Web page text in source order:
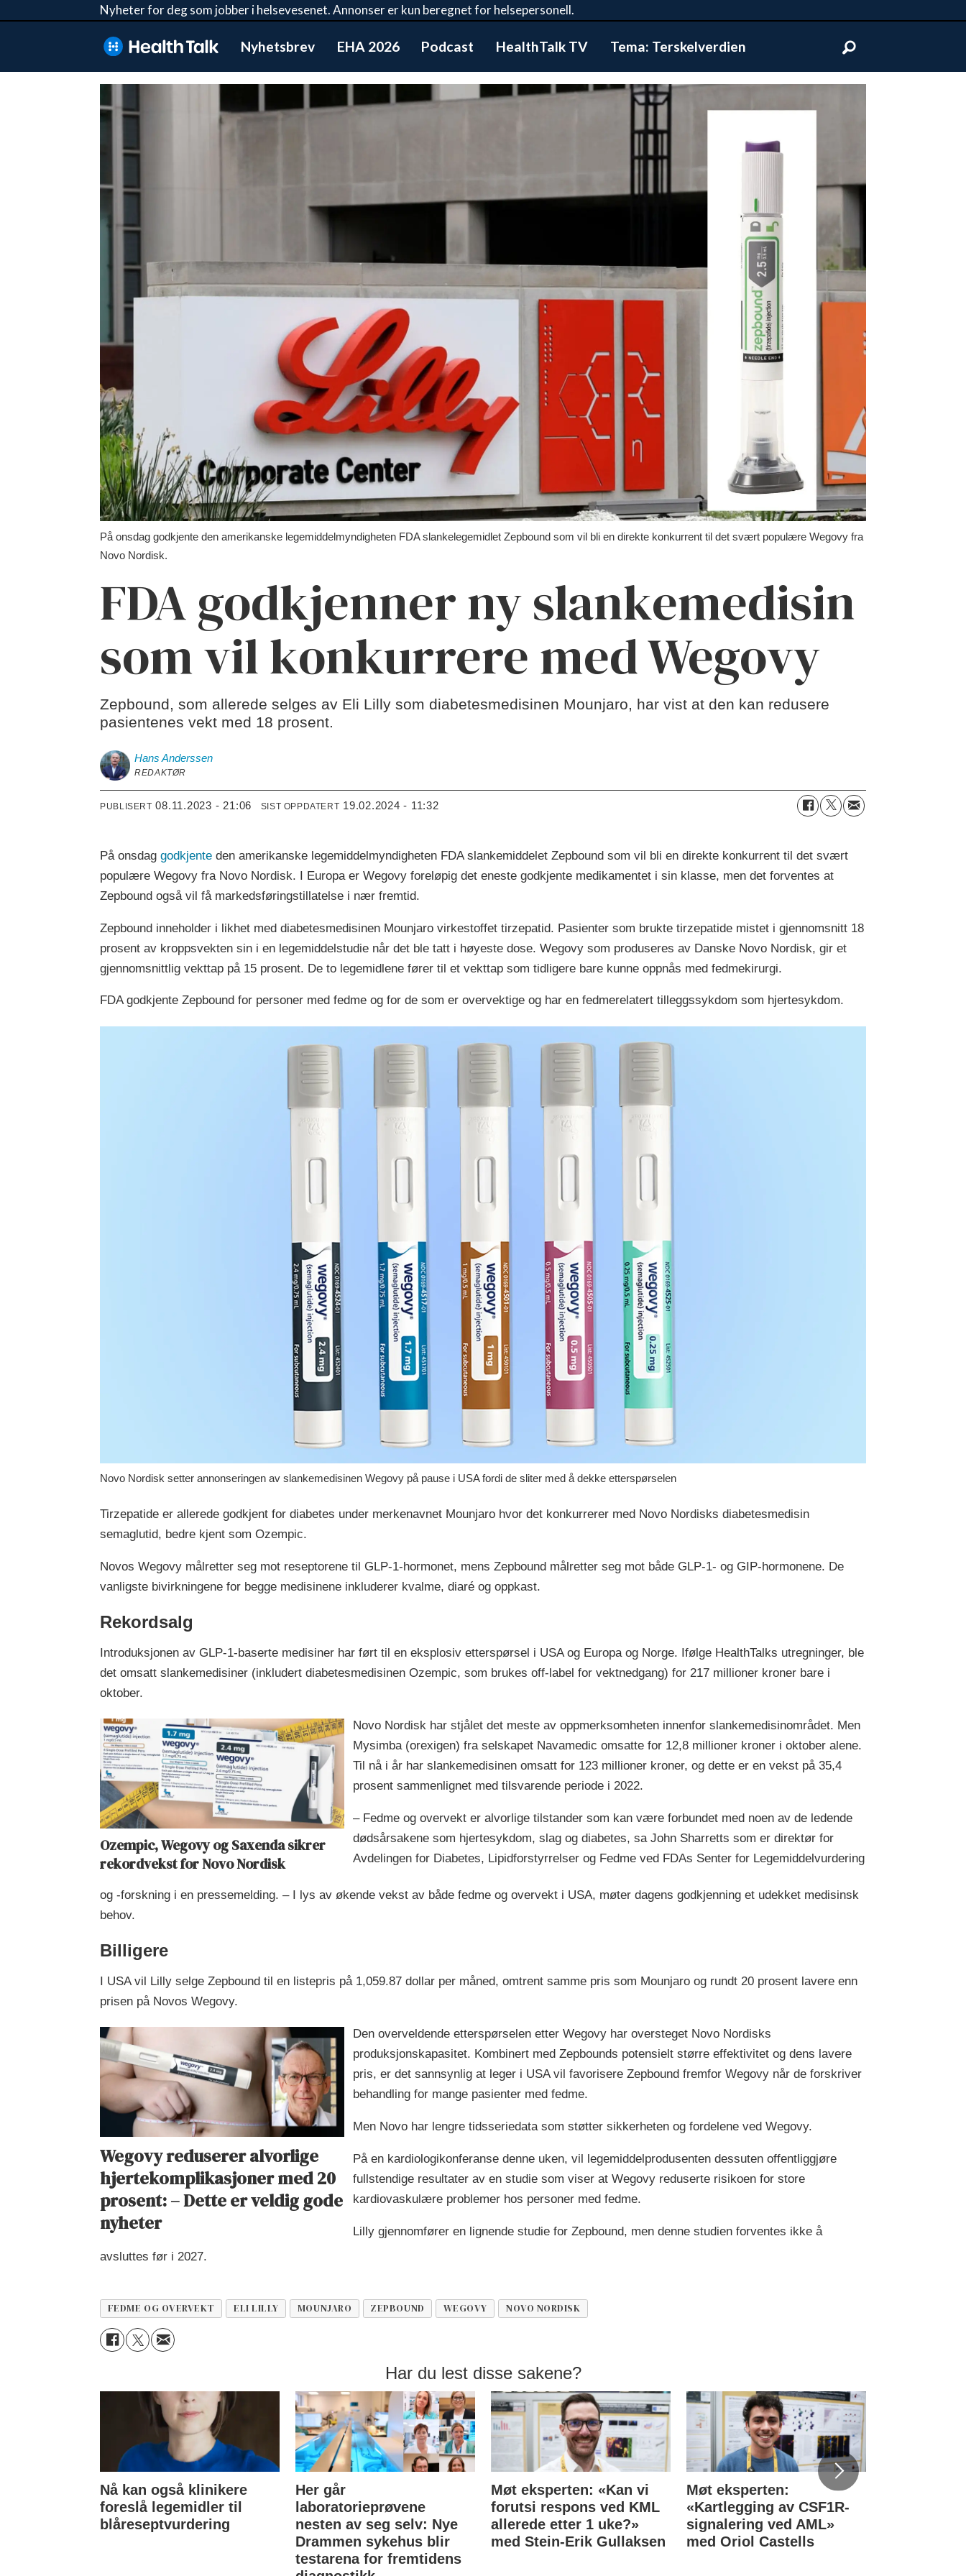
Nyheter for deg som jobber i helsevesenet. Annonser er kun beregnet for helsepersonell.
Nyhetsbrev EHA 2026 Podcast HealthTalk TV Tema: Terskelverdien
På onsdag godkjente den amerikanske legemiddelmyndigheten FDA slankelegemidlet Zepbound som vil bli en direkte konkurrent til det svært populære Wegovy fra
Novo Nordisk.
FDA godkjenner ny slankemedisin
som vil konkurrere med Wegovy
Zepbound, som allerede selges av Eli Lilly som diabetesmedisinen Mounjaro, har vist at den kan redusere
pasientenes vekt med 18 prosent.
Hans Anderssen
REDAKTØR
PUBLISERT 08.11.2023 - 21:06 SIST OPPDATERT 19.02.2024 - 11:32
På onsdaggodkjente den amerikanske legemiddelmyndigheten FDA slankemiddelet Zepbound som vil bli en direkte konkurrent til det svært
populære Wegovy fra Novo Nordisk. I Europa er Wegovy foreløpig det eneste godkjente medikamentet i sin klasse, men det forventes at
Zepbound også vil få markedsføringstillatelse i nær fremtid.
Zepbound inneholder i likhet med diabetesmedisinen Mounjaro virkestoffet tirzepatid. Pasienter som brukte tirzepatide mistet i gjennomsnitt 18
prosent av kroppsvekten sin i en legemiddelstudie når det ble tatt i høyeste dose. Wegovy som produseres av Danske Novo Nordisk, gir et
gjennomsnittlig vekttap på 15 prosent. De to legemidlene fører til et vekttap som tidligere bare kunne oppnås med fedmekirurgi.
FDA godkjente Zepbound for personer med fedme og for de som er overvektige og har en fedmerelatert tilleggssykdom som hjertesykdom.
Novo Nordisk setter annonseringen av slankemedisinen Wegovy på pause i USA fordi de sliter med å dekke etterspørselen
Tirzepatide er allerede godkjent for diabetes under merkenavnet Mounjaro hvor det konkurrerer med Novo Nordisks diabetesmedisin
semaglutid, bedre kjent som Ozempic.
Novos Wegovy målretter seg mot reseptorene til GLP-1-hormonet, mens Zepbound målretter seg mot både GLP-1- og GIP-hormonene. De
vanligste bivirkningene for begge medisinene inkluderer kvalme, diaré og oppkast.
Rekordsalg
Introduksjonen av GLP-1-baserte medisiner har ført til en eksplosiv etterspørsel i USA og Europa og Norge. Ifølge HealthTalks utregninger, ble
det omsatt slankemedisiner (inkludert diabetesmedisinen Ozempic, som brukes off-label for vektnedgang) for 217 millioner kroner bare i
oktober.
Ozempic, Wegovy og Saxenda sikrer
rekordvekst for Novo Nordisk
Novo Nordisk har stjålet det meste av oppmerksomheten innenfor slankemedisinområdet. Men
Mysimba (orexigen) fra selskapet Navamedic omsatte for 12,8 millioner kroner i oktober alene.
Til nå i år har slankemedisinen omsatt for 123 millioner kroner, og dette er en vekst på 35,4
prosent sammenlignet med tilsvarende periode i 2022.
– Fedme og overvekt er alvorlige tilstander som kan være forbundet med noen av de ledende
dødsårsakene som hjertesykdom, slag og diabetes, sa John Sharretts som er direktør for
Avdelingen for Diabetes, Lipidforstyrrelser og Fedme ved FDAs Senter for Legemiddelvurdering
og -forskning i en pressemelding. – I lys av økende vekst av både fedme og overvekt i USA, møter dagens godkjenning et udekket medisinsk
behov.
Billigere
I USA vil Lilly selge Zepbound til en listepris på 1,059.87 dollar per måned, omtrent samme pris som Mounjaro og rundt 20 prosent lavere enn
prisen på Novos Wegovy.
Wegovy reduserer alvorlige
hjertekomplikasjoner med 20
prosent: – Dette er veldig gode
nyheter
Den overveldende etterspørselen etter Wegovy har oversteget Novo Nordisks
produksjonskapasitet. Kombinert med Zepbounds potensielt større effektivitet og dens lavere
pris, er det sannsynlig at leger i USA vil favorisere Zepbound fremfor Wegovy når de forskriver
behandling for mange pasienter med fedme.
Men Novo har lengre tidsseriedata som støtter sikkerheten og fordelene ved Wegovy.
På en kardiologikonferanse denne uken, vil legemiddelprodusenten dessuten offentliggjøre
fullstendige resultater av en studie som viser at Wegovy reduserte risikoen for store
kardiovaskulære problemer hos personer med fedme.
Lilly gjennomfører en lignende studie for Zepbound, men denne studien forventes ikke å
avsluttes før i 2027.
FEDME OG OVERVEKT ELI LILLY MOUNJARO ZEPBOUND WEGOVY NOVO NORDISK
Har du lest disse sakene?
Nå kan også klinikere
foreslå legemidler til
blåreseptvurdering
Her går
laboratorieprøvene
nesten av seg selv: Nye
Drammen sykehus blir
testarena for fremtidens
Møt eksperten: «Kan vi
forutsi respons ved KML
allerede etter 1 uke?»
med Stein-Erik Gullaksen
Møt eksperten:
«Kartlegging av CSF1R-
signalering ved AML»
med Oriol Castells